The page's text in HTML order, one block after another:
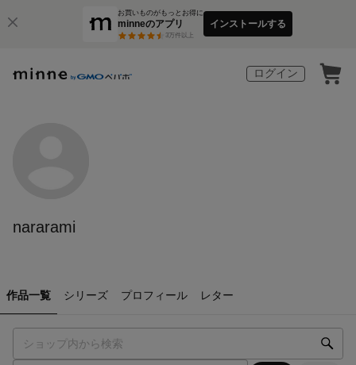
お買いものがもっとお得に
minneのアプリ
3万件以上
インストールする
ログイン
nararami
作品一覧 シリーズ プロフィール レター